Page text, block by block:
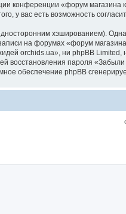
конференции «форум
у вас есть возможность
хэшированием).
на форумах «форум
orchids.ua», ни phpBB
восстановления пароля
обеспечение phpBB